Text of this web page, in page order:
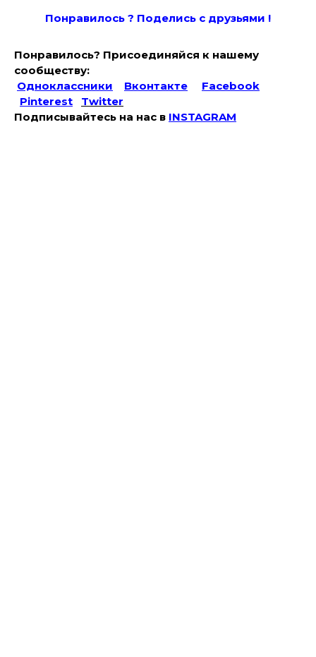
Понравилось ? Поделись с друзьями !
Понравилось? Присоединяйся к нашему
сообществу:
Одноклассники
Вконтакте
Facebook
Pinterest
Twitter
Подписывайтесь на наc в INSTAGRAM